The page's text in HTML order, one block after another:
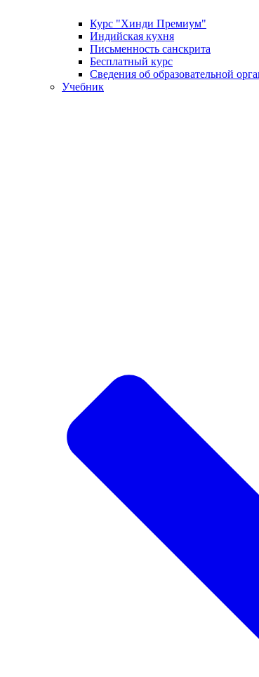
Курс "Хинди Премиум"
Индийская кухня
Письменность санскрита
Бесплатный курс
Сведения об образовательной
Учебник